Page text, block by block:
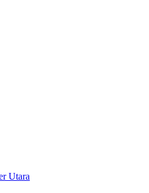
Utara